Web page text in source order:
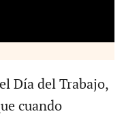
Día del Trabajo,
cuando